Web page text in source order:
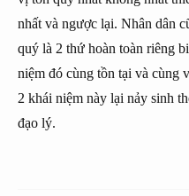
nhất và ngược lại. Nhân dân
quý là 2 thứ hoàn toàn riêng
niệm đó cùng tồn tại và cùng
2 khái niệm này lại nảy sinh
đạo lý.